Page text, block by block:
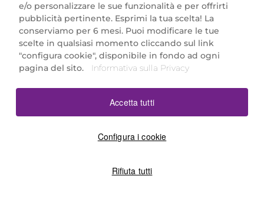
Marionnaud Parfumeries Italia S.r.l.
Largo Fiera Milano 5, 20017 Rho (MI)
REA Milano 1650024 con P.IVA 13425220152.
SCARICA LA NOSTRA APP
e/o personalizzare le sue funzionalità e per offrirti
pubblicità pertinente. Esprimi la tua scelta! La
conserviamo per 6 mesi. Puoi modificare le tue
scelte in qualsiasi momento cliccando sul link
"configura cookie", disponibile in fondo ad ogni
pagina del sito.
Informativa sulla Privacy
Configura i cookie
Rifiuta tutti
Accetta tutti